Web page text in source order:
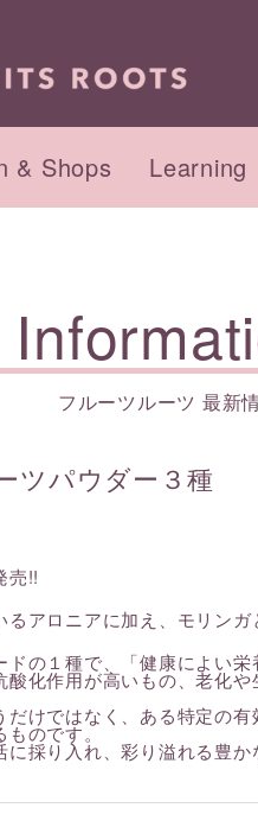
アクセス
& Shops Learning
フルーツルーツ 最新
ツパウダー３種
売!!
アロニアに加え、モリンガ
の１種で、「健康によい
化作用が高いもの、老化
けではなく、ある特定の
ものです。
採り入れ、彩り溢れる豊